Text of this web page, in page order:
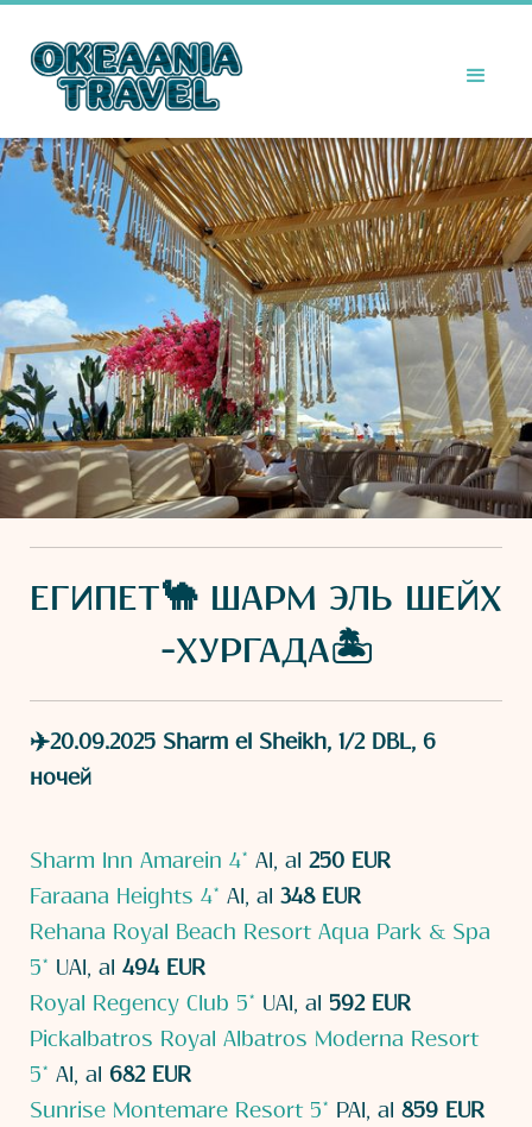
ЕГИПЕТ🐪 ШАРМ ЭЛЬ ШЕЙХ
-ХУРГАДА🏝️
✈️20.09.2025 Sharm el Sheikh, 1/2 DBL, 6
ночей
Sharm Inn Amarein 4* AI, al 250 EUR
Faraana Heights 4* AI, al 348 EUR
Rehana Royal Beach Resort Aqua Park & Spa
5* UAI, al 494 EUR
Royal Regency Club 5* UAI, al 592 EUR
Pickalbatros Royal Albatros Moderna Resort
5* AI, al 682 EUR
Sunrise Montemare Resort 5* PAI, al 859 EUR